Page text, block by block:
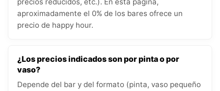
precios reducidos, etc.). En esta página,
aproximadamente el 0% de los bares ofrece un
precio de happy hour.
¿Los precios indicados son por pinta o por
vaso?
Depende del bar y del formato (pinta, vaso pequeño